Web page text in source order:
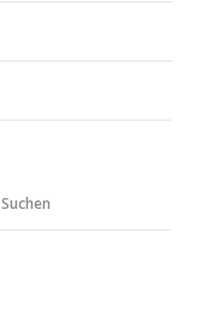
Suchen